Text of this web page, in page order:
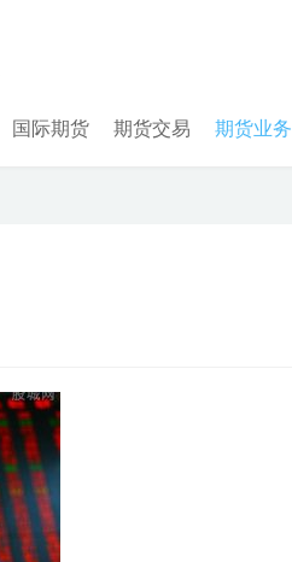
国际期货 期货交易 期货业务